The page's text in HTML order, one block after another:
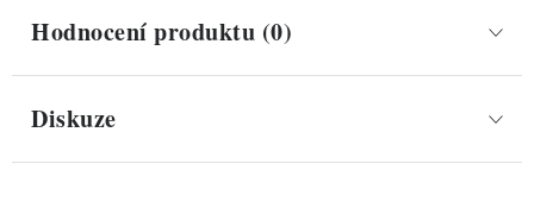
Hodnocení produktu (0)
Diskuze